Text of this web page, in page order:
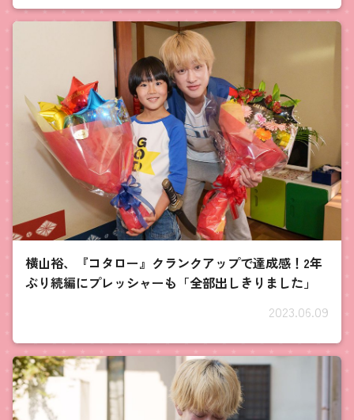
横山裕、『コタロー』クランクアップで達成感！2年
ぶり続編にプレッシャーも「全部出しきりました」
2023.06.09